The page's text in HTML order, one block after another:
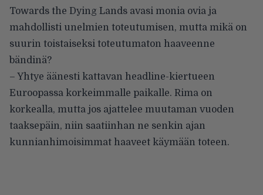
Towards the Dying Lands avasi monia ovia ja
mahdollisti unelmien toteutumisen, mutta mikä on
suurin toistaiseksi toteutumaton haaveenne
bändinä?
– Yhtye äänesti kattavan headline-kiertueen
Euroopassa korkeimmalle paikalle. Rima on
korkealla, mutta jos ajattelee muutaman vuoden
taaksepäin, niin saatiinhan ne senkin ajan
kunnianhimoisimmat haaveet käymään toteen.